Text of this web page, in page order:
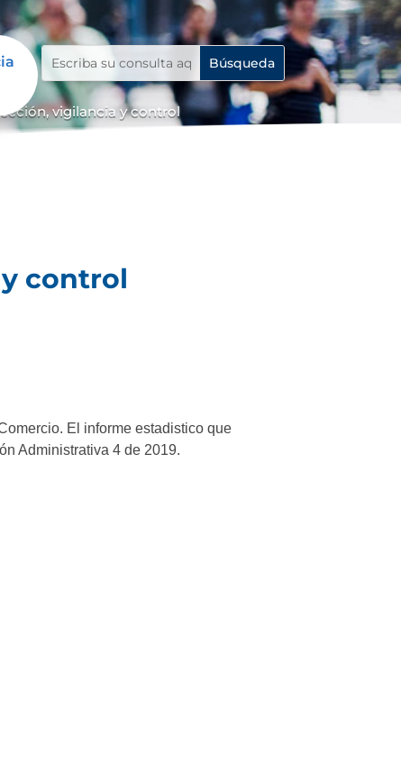
vigilancia y control
control
El informe estadistico que
Administrativa 4 de 2019.